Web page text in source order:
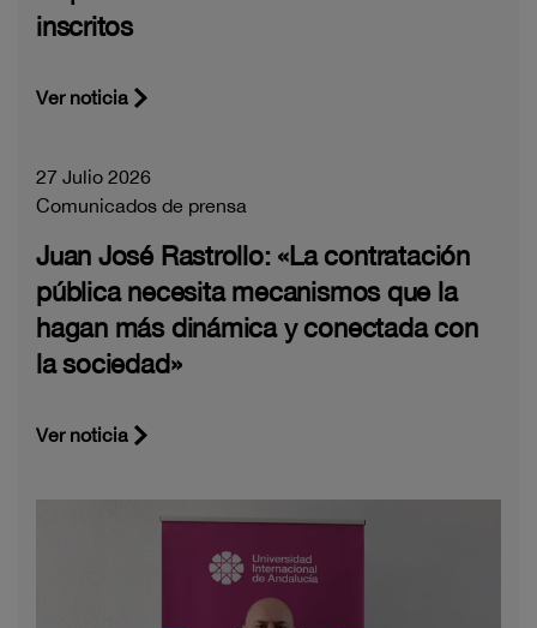
inscritos
Ver noticia
27 Julio 2026
Comunicados de prensa
Juan José Rastrollo: «La contratación
pública necesita mecanismos que la
hagan más dinámica y conectada con
la sociedad»
Ver noticia